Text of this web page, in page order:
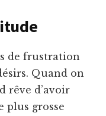
de frustration
Quand on
rêve d’avoir
plus grosse